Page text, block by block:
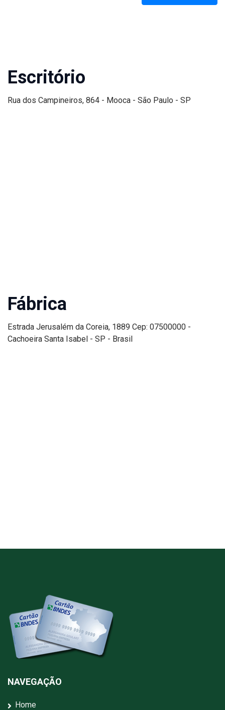
Escritório
Rua dos Campineiros, 864 - Mooca - São Paulo - SP
Fábrica
Estrada Jerusalém da Coreia, 1889 Cep: 07500000 -
Cachoeira Santa Isabel - SP - Brasil
NAVEGAÇÃO
Home